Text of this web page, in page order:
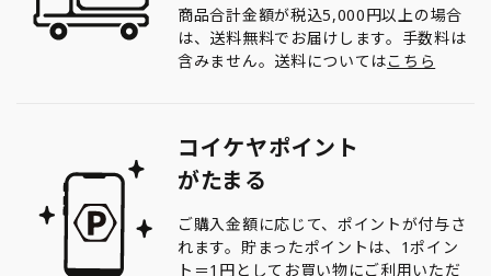
商品合計金額が税込5,000円以上の場合
は、送料無料でお届けします。手数料は
含みません。送料についてはこちら
コイケヤポイント
がたまる
ご購入金額に応じて、ポイントが付与さ
れます。貯まったポイントは、1ポイン
ト＝1円としてお買い物にご利用いただ